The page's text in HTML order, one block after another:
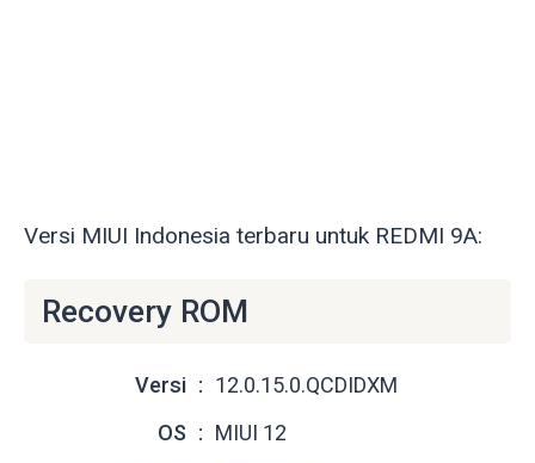
Versi MIUI Indonesia terbaru untuk REDMI 9A:
Recovery ROM
Versi
12.0.15.0.QCDIDXM
OS
MIUI 12